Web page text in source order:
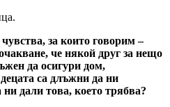
за които говорим –
че някой друг за нещо
да осигури дом,
са длъжни да ни
дали това, което трябва?